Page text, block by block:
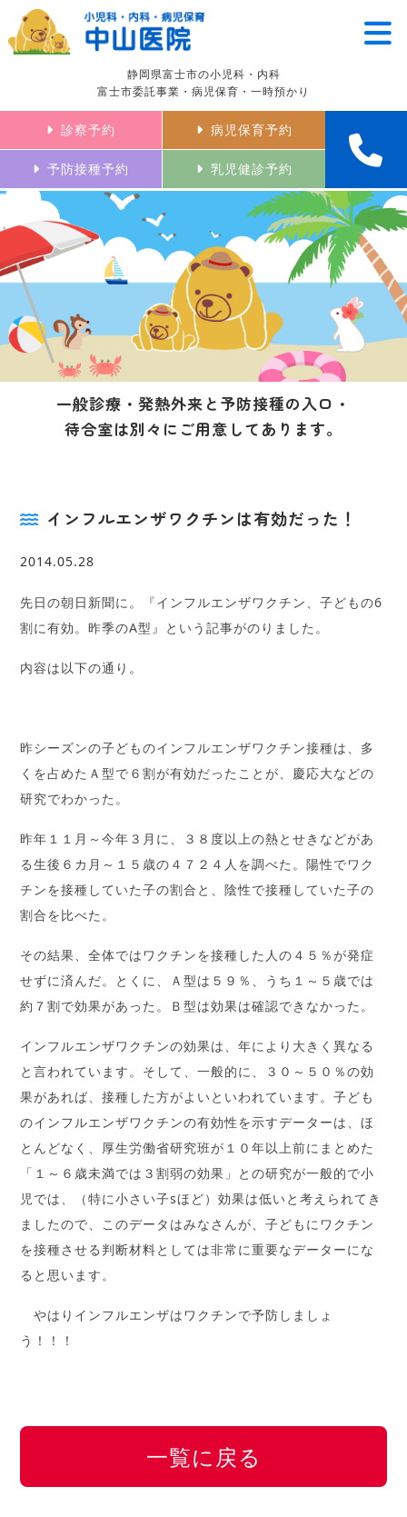
静岡県富士市の小児科・内科
富士市委託事業・病児保育・一時預かり
診察予約 病児保育予約
予防接種予約 乳児健診予約
一般診療・発熱外来と予防接種の入口・
待合室は別々にご用意してあります。
インフルエンザワクチンは有効だった！
2014.05.28
先日の朝日新聞に。『インフルエンザワクチン、子どもの6
割に有効。昨季のA型』という記事がのりました。
内容は以下の通り。
昨シーズンの子どものインフルエンザワクチン接種は、多
くを占めたＡ型で６割が有効だったことが、慶応大などの
研究でわかった。
昨年１１月～今年３月に、３８度以上の熱とせきなどがあ
る生後６カ月～１５歳の４７２４人を調べた。陽性でワク
チンを接種していた子の割合と、陰性で接種していた子の
割合を比べた。
その結果、全体ではワクチンを接種した人の４５％が発症
せずに済んだ。とくに、Ａ型は５９％、うち１～５歳では
約７割で効果があった。Ｂ型は効果は確認できなかった。
インフルエンザワクチンの効果は、年により大きく異なる
と言われています。そして、一般的に、３０～５０％の効
果があれば、接種した方がよいといわれています。子ども
のインフルエンザワクチンの有効性を示すデーターは、ほ
とんどなく、厚生労働省研究班が１０年以上前にまとめた
「１～６歳未満では３割弱の効果」との研究が一般的で小
児では、（特に小さい子sほど）効果は低いと考えられてき
ましたので、このデータはみなさんが、子どもにワクチン
を接種させる判断材料としては非常に重要なデーターにな
ると思います。
やはりインフルエンザはワクチンで予防しましょ
う！！！
一覧に戻る